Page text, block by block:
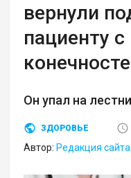
вернули
пациенту
Он упал на
ЗДОРОВЬЕ
Автор: Редакция